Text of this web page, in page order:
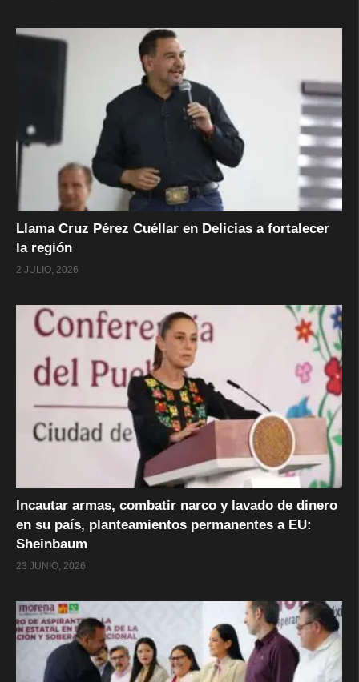
Llama Cruz Pérez Cuéllar en Delicias a fortalecer
la región
2 JULIO, 2026
Incautar armas, combatir narco y lavado de dinero
en su país, planteamientos permanentes a EU:
Sheinbaum
23 JUNIO, 2026